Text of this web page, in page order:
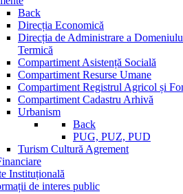
Back
Direcția Economică
Direcția de Administrare a
Termică
Compartiment Asistență Socială
Compartiment Resurse Umane
Compartiment Registrul Agricol și
Compartiment Cadastru Arhivă
Urbanism
Back
PUG, PUZ, PUD
Turism Cultură Agrement
Instituțională
de interes public